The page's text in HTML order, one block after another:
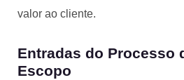
valor ao cliente.
Entradas do Processo
Escopo